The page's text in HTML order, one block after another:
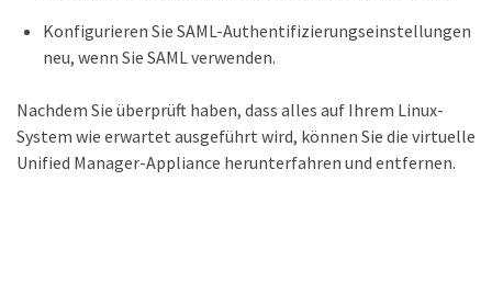
Konfigurieren Sie SAML-Authentifizierungseinstellungen
neu, wenn Sie SAML verwenden.
Nachdem Sie überprüft haben, dass alles auf Ihrem Linux-
System wie erwartet ausgeführt wird, können Sie die virtuelle
Unified Manager-Appliance herunterfahren und entfernen.